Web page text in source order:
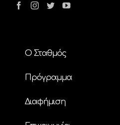
Ο Σταθμός
Πρόγραμμα
Διαφήμιση